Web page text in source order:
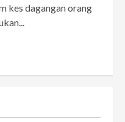
kes dagangan orang